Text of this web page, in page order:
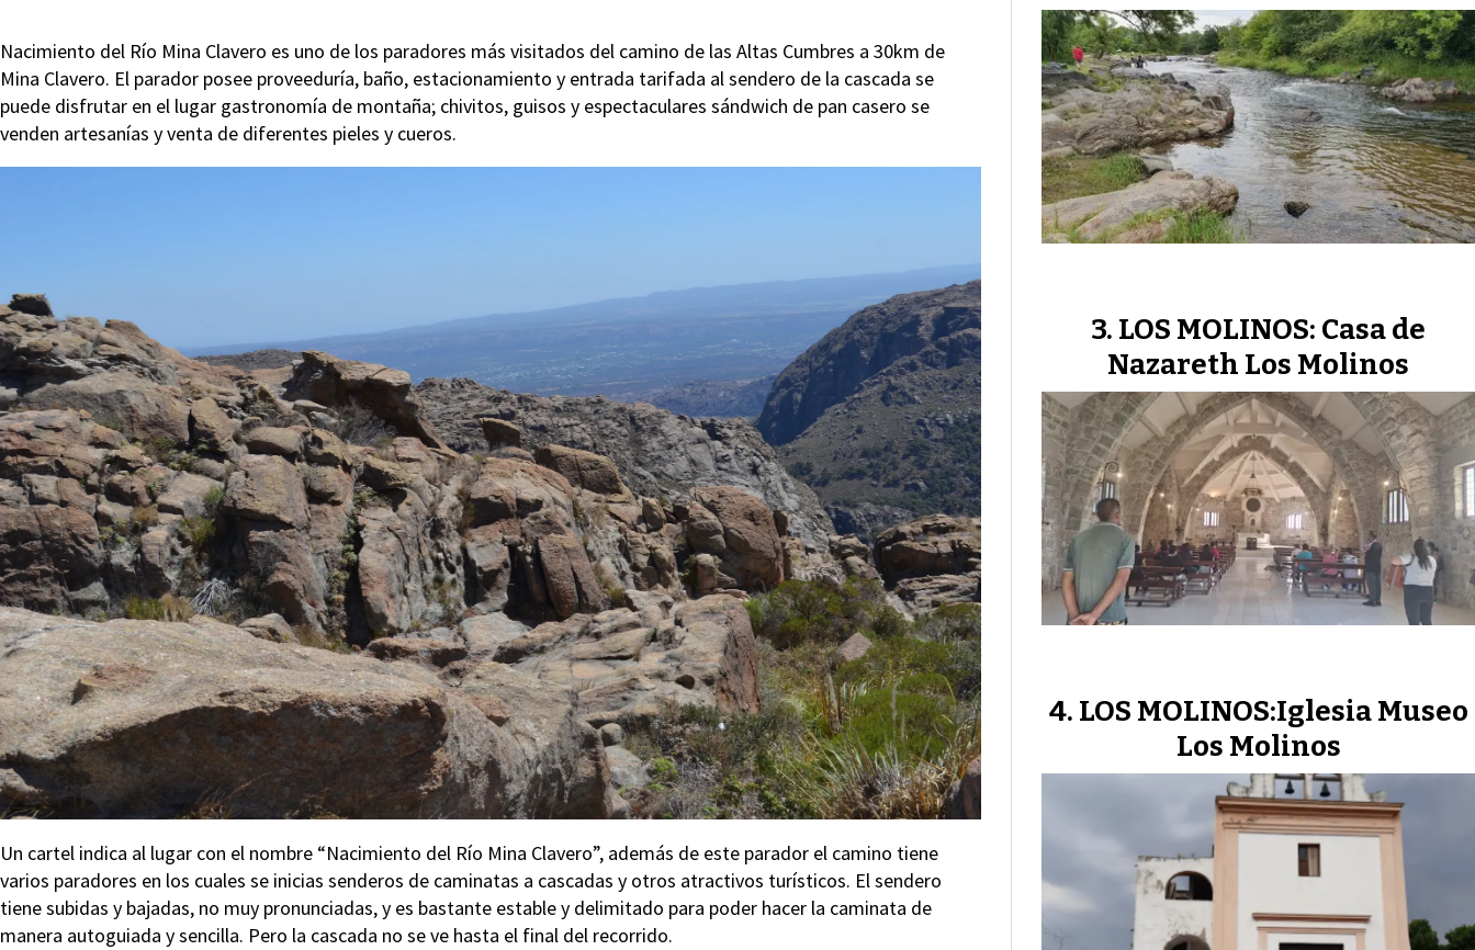
Nacimiento del Río Mina Clavero es uno de los paradores más visitados del camino de las Altas Cumbres a 30km de
Mina Clavero. El parador posee proveeduría, baño, estacionamiento y entrada tarifada al sendero de la cascada se
puede disfrutar en el lugar gastronomía de montaña; chivitos, guisos y espectaculares sándwich de pan casero se
venden artesanías y venta de diferentes pieles y cueros.
Un cartel indica al lugar con el nombre “Nacimiento del Río Mina Clavero”, además de este parador el camino tiene
varios paradores en los cuales se inicias senderos de caminatas a cascadas y otros atractivos turísticos. El sendero
tiene subidas y bajadas, no muy pronunciadas, y es bastante estable y delimitado para poder hacer la caminata de
manera autoguiada y sencilla. Pero la cascada no se ve hasta el final del recorrido.
LOS MOLINOS: Casa de
Nazareth Los Molinos
LOS MOLINOS:Iglesia Museo
Los Molinos